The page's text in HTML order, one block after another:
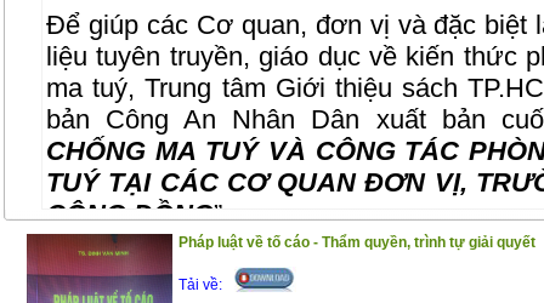
Để giúp các Cơ quan, đơn vị và đặc biệt
liệu tuyên truyền, giáo dục về kiến thức
ma tuý, Trung tâm Giới thiệu sách
bản Công An Nhân Dân xuất bản
CHỐNG MA TUÝ VÀ CÔNG TÁC
TUÝ TẠI CÁC CƠ QUAN ĐƠN VỊ,
CỘNG ĐỒNG”.
Nội dung cuốn sách bao gồm những
Phần I. Luật Phòng chống ma
Pháp luật về tố cáo - Thẩm quyền, trình tự giải quyết
Tải về: